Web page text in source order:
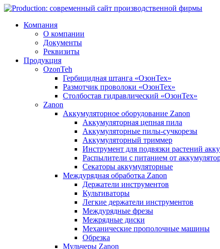
Компания
О компании
Документы
Реквизиты
Продукция
OzonTeh
Гербицидная штанга «ОзонТех»
Размотчик проволоки «ОзонТех»
Столбостав гидравлический «ОзонТех»
Zanon
Аккумуляторное оборудование Zanon
Аккумуляторная цепная пила
Аккумуляторные пилы-сучкорезы
Аккумуляторный триммер
Инструмент для подвязки растений
Распылители с питанием от
Секаторы аккумуляторные
Междурядная обработка Zanon
Держатели инструментов
Культиваторы
Легкие держатели инструментов
Междурядные фрезы
Межрядные диски
Механические прополочные машины
Обрезка
Мульчеры Zanon